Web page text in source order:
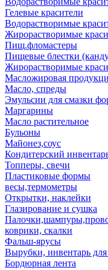
Гелевые красители
Водорастворимые
Жирорастворимые
Пищ.фломастеры
Пищевые блестки
Жирорастворимые
Масложировая
Масло, спреды
Эмульсии для смазки
Маргарины
Масло растительное
Бульоны
Майонез,соус
Кондитерский
Топперы, свечи
Пластиковые формы
весы,термометры
Открытки, наклейки
Глазирование и сушка
коврики, скалки
Фальш-ярусы
Вырубки, инвентарь
Бордюрная лента